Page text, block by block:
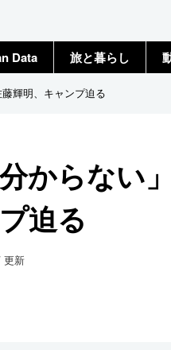
Data 旅と暮らし
輝明、キャンプ迫る
からない
迫る
更新